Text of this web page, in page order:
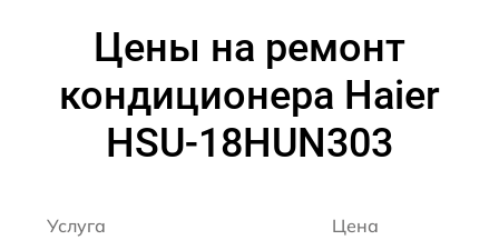
Цены на ремонт
кондиционера Haier
HSU-18HUN303
Услуга Цена